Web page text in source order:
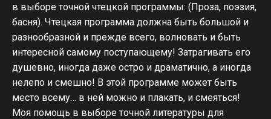
в выборе точной чтецкой программы: (Проза, поэзия,
басня). Чтецкая программа должна быть большой и
разнообразной и прежде всего, волновать и быть
интересной самому поступающему! Затрагивать его
душевно, иногда даже остро и драматично, а иногда
нелепо и смешно! В этой программе может быть
место всему… в ней можно и плакать, и смеяться!
Моя помощь в выборе точной литературы для